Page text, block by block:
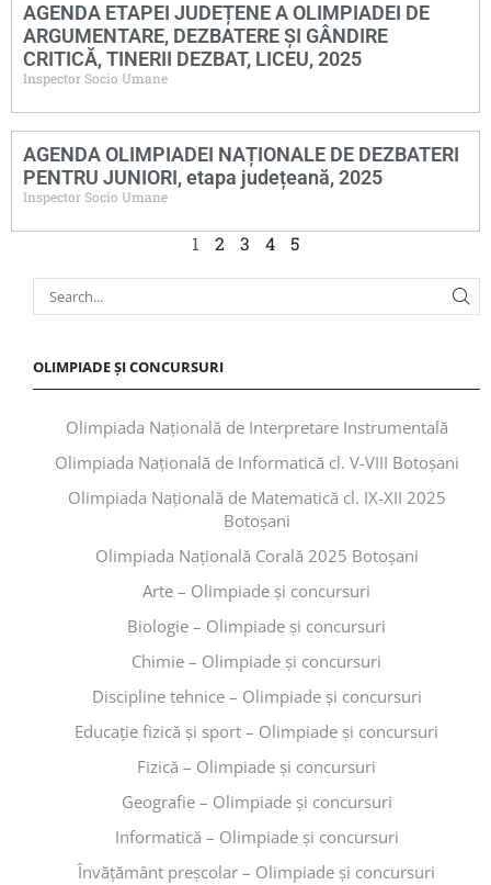
AGENDA ETAPEI JUDEȚENE A OLIMPIADEI DE
ARGUMENTARE, DEZBATERE ȘI GÂNDIRE
CRITICĂ, TINERII DEZBAT, LICEU, 2025
Inspector Socio Umane
AGENDA OLIMPIADEI NAȚIONALE DE DEZBATERI
PENTRU JUNIORI, etapa județeană, 2025
Inspector Socio Umane
1 2 3 4 5
OLIMPIADE ȘI CONCURSURI
Olimpiada Națională de Interpretare Instrumentală
Olimpiada Națională de Informatică cl. V-VIII Botoșani
Olimpiada Națională de Matematică cl. IX-XII 2025
Botoșani
Olimpiada Națională Corală 2025 Botoșani
Arte – Olimpiade și concursuri
Biologie – Olimpiade și concursuri
Chimie – Olimpiade și concursuri
Discipline tehnice – Olimpiade și concursuri
Educaţie fizică şi sport – Olimpiade și concursuri
Fizică – Olimpiade și concursuri
Geografie – Olimpiade și concursuri
Informatică – Olimpiade și concursuri
Învăţământ preşcolar – Olimpiade și concursuri